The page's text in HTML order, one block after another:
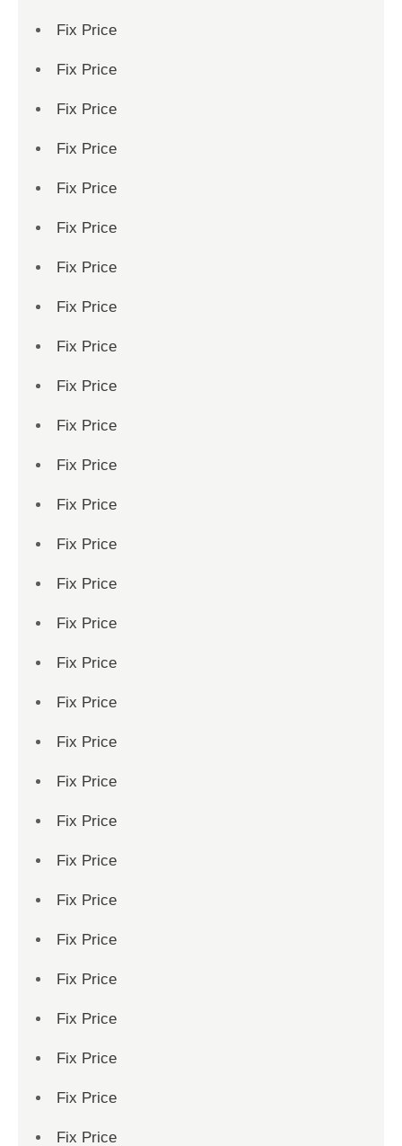
Fix Price
Fix Price
Fix Price
Fix Price
Fix Price
Fix Price
Fix Price
Fix Price
Fix Price
Fix Price
Fix Price
Fix Price
Fix Price
Fix Price
Fix Price
Fix Price
Fix Price
Fix Price
Fix Price
Fix Price
Fix Price
Fix Price
Fix Price
Fix Price
Fix Price
Fix Price
Fix Price
Fix Price
Fix Price